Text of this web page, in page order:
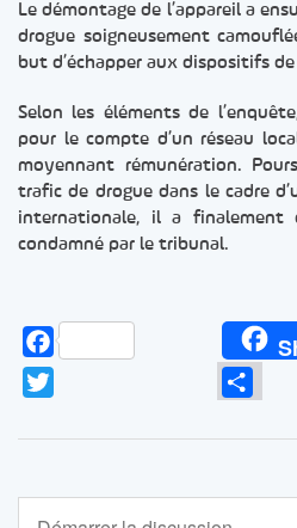
Le démontage de l’appareil a
drogue soigneusement
but d’échapper aux dispositifs
Selon les éléments de
pour le compte d’un réseau
moyennant rémunération.
trafic de drogue dans le cadre
internationale, il a finalement
condamné par le tribunal.
Facebook